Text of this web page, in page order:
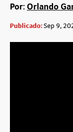
Por: Orlando
Publicado:Sep 9,